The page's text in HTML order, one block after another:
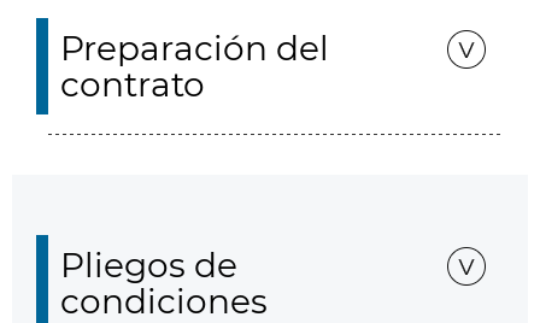
Preparación del
contrato
Pliegos de
condiciones